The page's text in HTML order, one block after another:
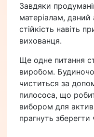
Завдяки
матеріалам, даний
стійкість навіть
вихованця.
Ще одне питання
виробом.
чиститься за
пилососа, що
вибором для
прагнуть